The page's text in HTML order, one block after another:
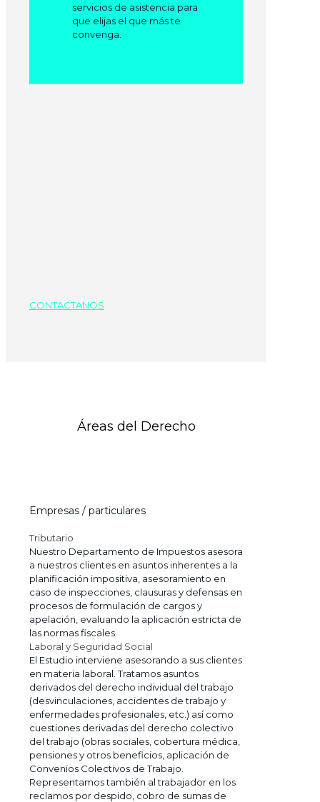
servicios de asistencia para
que elijas el que más te
convenga.
CONTACTANOS
Áreas del Derecho
Empresas / particulares
Tributario
Nuestro Departamento de Impuestos asesora
a nuestros clientes en asuntos inherentes a la
planificación impositiva, asesoramiento en
caso de inspecciones, clausuras y defensas en
procesos de formulación de cargos y
apelación, evaluando la aplicación estricta de
las normas fiscales.
Laboral y Seguridad Social
El Estudio interviene asesorando a sus clientes
en materia laboral. Tratamos asuntos
derivados del derecho individual del trabajo
(desvinculaciones, accidentes de trabajo y
enfermedades profesionales, etc.) así como
cuestiones derivadas del derecho colectivo
del trabajo (obras sociales, cobertura médica,
pensiones y otros beneficios, aplicación de
Convenios Colectivos de Trabajo.
Representamos también al trabajador en los
reclamos por despido, cobro de sumas de